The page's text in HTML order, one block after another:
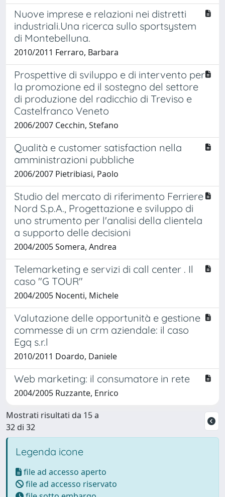
Nuove imprese e relazioni nei distretti
industriali.Una ricerca sullo sportsystem
di Montebelluna.
2010/2011 Ferraro, Barbara
Prospettive di sviluppo e di intervento per
la promozione ed il sostegno del settore
di produzione del radicchio di Treviso e
Castelfranco Veneto
2006/2007 Cecchin, Stefano
Qualità e customer satisfaction nella
amministrazioni pubbliche
2006/2007 Pietribiasi, Paolo
Studio del mercato di riferimento Ferriere
Nord S.p.A., Progettazione e sviluppo di
uno strumento per l'analisi della clientela
a supporto delle decisioni
2004/2005 Somera, Andrea
Telemarketing e servizi di call center . Il
caso "G TOUR"
2004/2005 Nocenti, Michele
Valutazione delle opportunità e gestione
commesse di un crm aziendale: il caso
Egq s.r.l
2010/2011 Doardo, Daniele
Web marketing: il consumatore in rete
2004/2005 Ruzzante, Enrico
Mostrati risultati da 15 a
32 di 32
Legenda icone
file ad accesso aperto
file ad accesso riservato